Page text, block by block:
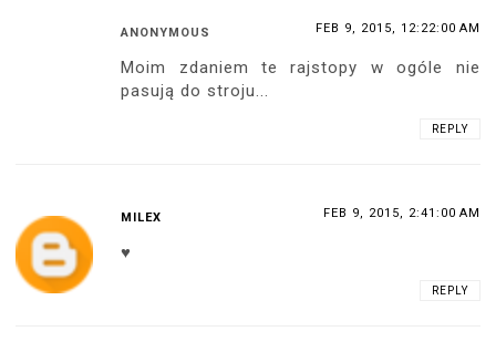
ANONYMOUS FEB 9, 2015, 12:22:00 AM
Moim zdaniem te rajstopy w ogóle nie
pasują do stroju...
REPLY
MILEX FEB 9, 2015, 2:41:00 AM
♥
REPLY